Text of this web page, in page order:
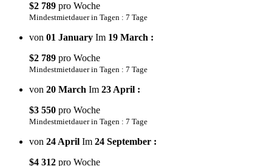
$2 789 pro Woche
Mindestmietdauer in Tagen : 7 Tage
von 01 January Im 19 March :
$2 789 pro Woche
Mindestmietdauer in Tagen : 7 Tage
von 20 March Im 23 April :
$3 550 pro Woche
Mindestmietdauer in Tagen : 7 Tage
von 24 April Im 24 September :
$4 312 pro Woche